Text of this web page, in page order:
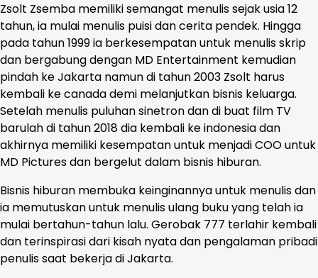
Zsolt Zsemba memiliki semangat menulis sejak usia 12
tahun, ia mulai menulis puisi dan cerita pendek. Hingga
pada tahun 1999 ia berkesempatan untuk menulis skrip
dan bergabung dengan MD Entertainment kemudian
pindah ke Jakarta namun di tahun 2003 Zsolt harus
kembali ke canada demi melanjutkan bisnis keluarga.
Setelah menulis puluhan sinetron dan di buat film TV
barulah di tahun 2018 dia kembali ke indonesia dan
akhirnya memiliki kesempatan untuk menjadi COO untuk
MD Pictures dan bergelut dalam bisnis hiburan.
Bisnis hiburan membuka keinginannya untuk menulis dan
ia memutuskan untuk menulis ulang buku yang telah ia
mulai bertahun-tahun lalu. Gerobak 777 terlahir kembali
dan terinspirasi dari kisah nyata dan pengalaman pribadi
penulis saat bekerja di Jakarta.